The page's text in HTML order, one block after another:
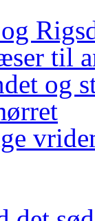
til
og